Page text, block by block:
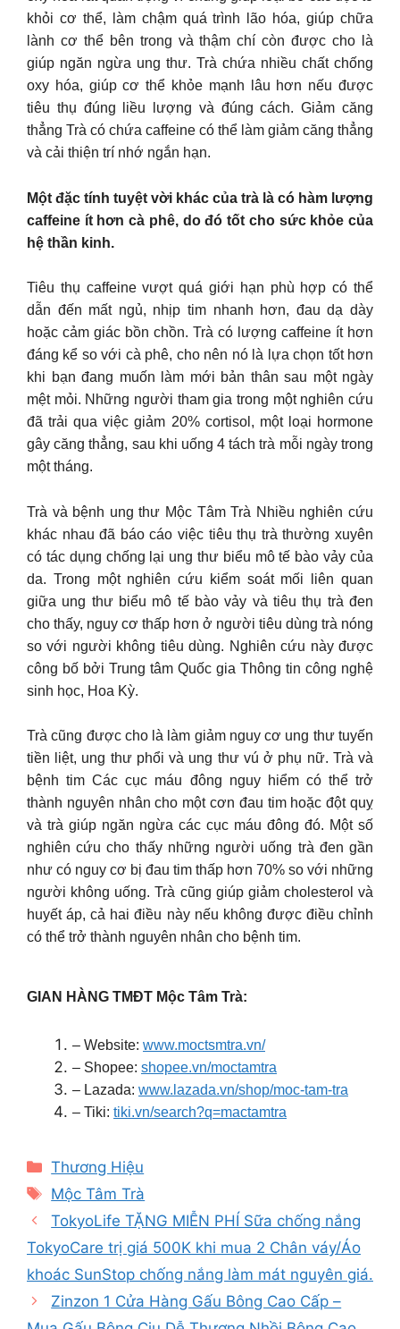
khỏi cơ thể, làm chậm quá trình lão hóa, giúp chữa
lành cơ thể bên trong và thậm chí còn được cho là
giúp ngăn ngừa ung thư. Trà chứa nhiều chất chống
oxy hóa, giúp cơ thể khỏe mạnh lâu hơn nếu được
tiêu thụ đúng liều lượng và đúng cách. Giảm căng
thẳng Trà có chứa caffeine có thể làm giảm căng thẳng
và cải thiện trí nhớ ngắn hạn.
Một đặc tính tuyệt vời khác của trà là có hàm lượng
caffeine ít hơn cà phê, do đó tốt cho sức khỏe của
hệ thần kinh.
Tiêu thụ caffeine vượt quá giới hạn phù hợp có thể
dẫn đến mất ngủ, nhịp tim nhanh hơn, đau dạ dày
hoặc cảm giác bồn chồn. Trà có lượng caffeine ít hơn
đáng kể so với cà phê, cho nên nó là lựa chọn tốt hơn
khi bạn đang muốn làm mới bản thân sau một ngày
mệt mỏi. Những người tham gia trong một nghiên cứu
đã trải qua việc giảm 20% cortisol, một loại hormone
gây căng thẳng, sau khi uống 4 tách trà mỗi ngày trong
một tháng.
Trà và bệnh ung thư Mộc Tâm Trà Nhiều nghiên cứu
khác nhau đã báo cáo việc tiêu thụ trà thường xuyên
có tác dụng chống lại ung thư biểu mô tế bào vảy của
da. Trong một nghiên cứu kiểm soát mối liên quan
giữa ung thư biểu mô tế bào vảy và tiêu thụ trà đen
cho thấy, nguy cơ thấp hơn ở người tiêu dùng trà nóng
so với người không tiêu dùng. Nghiên cứu này được
công bố bởi Trung tâm Quốc gia Thông tin công nghệ
sinh học, Hoa Kỳ.
Trà cũng được cho là làm giảm nguy cơ ung thư tuyến
tiền liệt, ung thư phổi và ung thư vú ở phụ nữ. Trà và
bệnh tim Các cục máu đông nguy hiểm có thể trở
thành nguyên nhân cho một cơn đau tim hoặc đột quỵ
và trà giúp ngăn ngừa các cục máu đông đó. Một số
nghiên cứu cho thấy những người uống trà đen gần
như có nguy cơ bị đau tim thấp hơn 70% so với những
người không uống. Trà cũng giúp giảm cholesterol và
huyết áp, cả hai điều này nếu không được điều chỉnh
có thể trở thành nguyên nhân cho bệnh tim.
GIAN HÀNG TMĐT Mộc Tâm Trà:
– Website: www.moctsmtra.vn/
– Shopee: shopee.vn/moctamtra
– Lazada: www.lazada.vn/shop/moc-tam-tra
– Tiki: tiki.vn/search?q=mactamtra
Categories
Thương Hiệu
Tags
Mộc Tâm Trà
TokyoLife TẶNG MIỄN PHÍ Sữa chống nắng
TokyoCare trị giá 500K khi mua 2 Chân váy/Áo
khoác SunStop chống nắng làm mát nguyên giá.
Zinzon 1 Cửa Hàng Gấu Bông Cao Cấp –